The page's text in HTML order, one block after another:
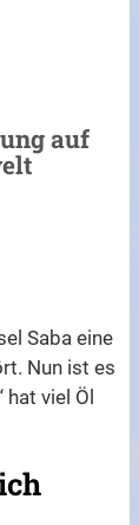
auf
Saba eine
Nun ist es
viel Öl